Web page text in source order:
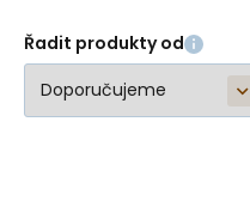
Řadit produkty od